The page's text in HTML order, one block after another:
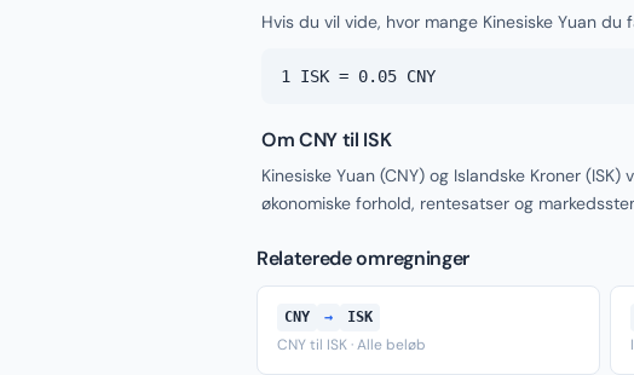
Hvis du vil vide, hvor mange Kinesiske Yuan du
1 ISK = 0.05 CNY
Om CNY til ISK
Kinesiske Yuan (CNY) og Islandske Kroner
økonomiske forhold, rentesatser og
Relaterede omregninger
CNY → ISK
CNY til ISK · Alle beløb